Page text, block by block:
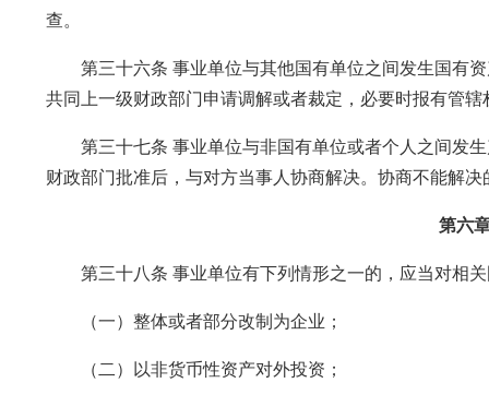
查。
第三十六条 事业单位与其他国有单位之间发生国有资
共同上一级财政部门申请调解或者裁定，必要时报有管
第三十七条 事业单位与非国有单位或者个人之间发生
财政部门批准后，与对方当事人协商解决。协商不能解
第六
第三十八条 事业单位有下列情形之一的，应当对相关
（一）整体或者部分改制为企业；
（二）以非货币性资产对外投资；